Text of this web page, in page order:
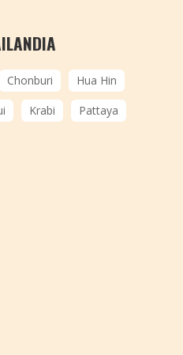
Chonburi
Hua Hin
Krabi Pattaya